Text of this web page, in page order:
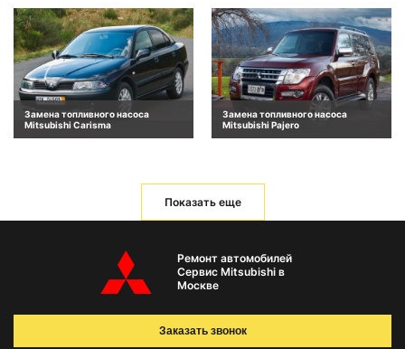
Замена топливного насоса
Mitsubishi Carisma
Замена топливного насоса
Mitsubishi Pajero
Показать еще
Ремонт автомобилей
Сервис Mitsubishi в
Москве
Заказать звонок